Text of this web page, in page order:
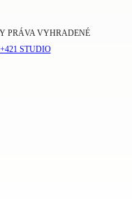
PRÁVA VYHRADENÉ
+421 STUDIO